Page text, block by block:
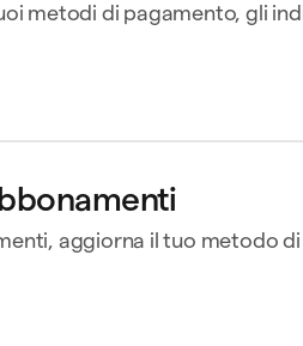
metodi di pagamento, gli
aggiorna il tuo metodo
Stato